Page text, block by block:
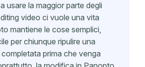
usare la maggior parte degli
video ci vuole una vita
mantiene le cose semplici,
per chiunque ripulire una
prima che venga